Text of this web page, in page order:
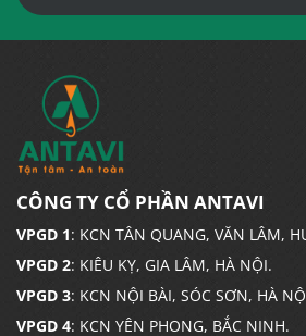
CÔNG TY CỔ PHẦN ANTAVI
VPGD 1: KCN TÂN QUANG, VĂN LÂM,
VPGD 2: KIÊU KỴ, GIA LÂM, HÀ NỘI.
VPGD 3: KCN NỘI BÀI, SÓC SƠN, HÀ
VPGD 4: KCN YÊN PHONG, BẮC NINH.